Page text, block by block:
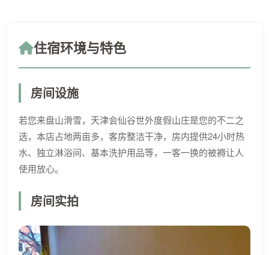
住宿环境与特色
房间设施
若您来盘山滑雪，天津会仙谷世外度假山庄是您的不二之
选，本店占地两亩多，客房整洁干净，房内提供24小时热
水、独立淋浴间、基本洗护用品等，一客一换的被褥让人
使用放心。
房间实拍